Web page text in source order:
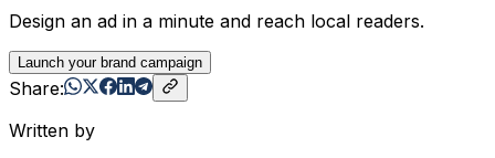
Design an ad in a minute and reach local readers.
Launch your brand campaign
Share:
Written by